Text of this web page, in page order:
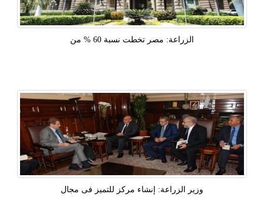
الزراعة: مصر تخطت نسبة 60 % من
​وزير الزراعة: إنشاء مركز للتميز فى مجال